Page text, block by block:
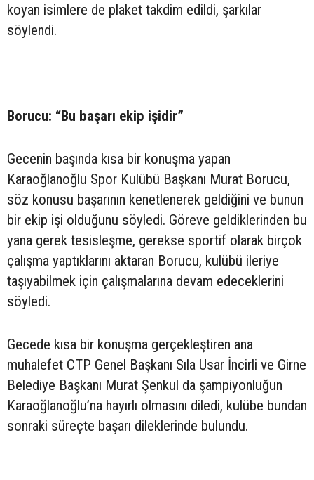
koyan isimlere de plaket takdim edildi, şarkılar
söylendi.
Borucu: “Bu başarı ekip işidir”
Gecenin başında kısa bir konuşma yapan
Karaoğlanoğlu Spor Kulübü Başkanı Murat Borucu,
söz konusu başarının kenetlenerek geldiğini ve bunun
bir ekip işi olduğunu söyledi. Göreve geldiklerinden bu
yana gerek tesisleşme, gerekse sportif olarak birçok
çalışma yaptıklarını aktaran Borucu, kulübü ileriye
taşıyabilmek için çalışmalarına devam edeceklerini
söyledi.
Gecede kısa bir konuşma gerçekleştiren ana
muhalefet CTP Genel Başkanı Sıla Usar İncirli ve Girne
Belediye Başkanı Murat Şenkul da şampiyonluğun
Karaoğlanoğlu’na hayırlı olmasını diledi, kulübe bundan
sonraki süreçte başarı dileklerinde bulundu.